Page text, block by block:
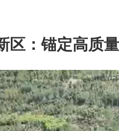
区：锚定高质